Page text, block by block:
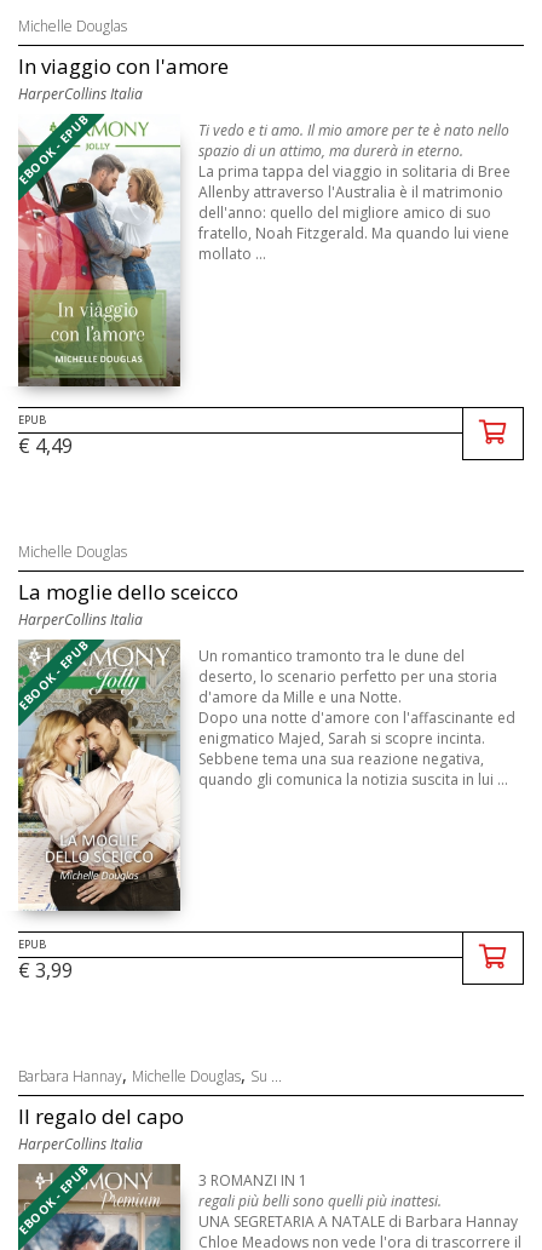
Michelle Douglas
In viaggio con l'amore
HarperCollins Italia
EBOOK - EPUB
Ti vedo e ti amo. Il mio amore per te è nato nello
spazio di un attimo, ma durerà in eterno.
La prima tappa del viaggio in solitaria di Bree
Allenby attraverso l'Australia è il matrimonio
dell'anno: quello del migliore amico di suo
fratello, Noah Fitzgerald. Ma quando lui viene
mollato ...
EPUB
€ 4,49
Michelle Douglas
La moglie dello sceicco
HarperCollins Italia
EBOOK - EPUB
Un romantico tramonto tra le dune del
deserto, lo scenario perfetto per una storia
d'amore da Mille e una Notte.
Dopo una notte d'amore con l'affascinante ed
enigmatico Majed, Sarah si scopre incinta.
Sebbene tema una sua reazione negativa,
quando gli comunica la notizia suscita in lui ...
EPUB
€ 3,99
Barbara Hannay, Michelle Douglas, Su ...
Il regalo del capo
HarperCollins Italia
EBOOK - EPUB
3 ROMANZI IN 1
regali più belli sono quelli più inattesi.
UNA SEGRETARIA A NATALE di Barbara Hannay
Chloe Meadows non vede l'ora di trascorrere il